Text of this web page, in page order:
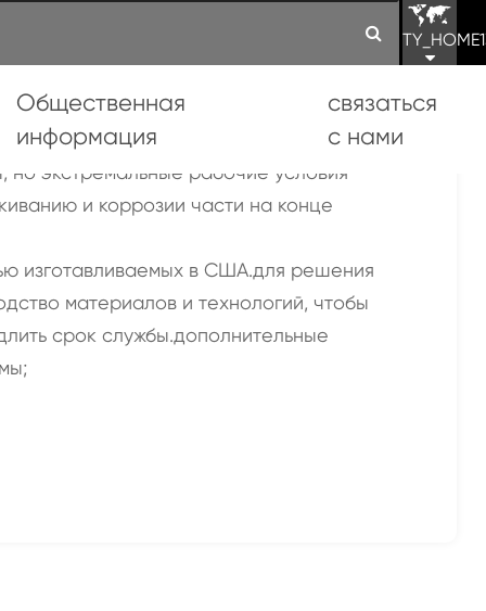
Общественная
информация
связаться
с нами
но экстремальные рабочие условия
и коррозии части на конце
изготавливаемых в США.для решения
материалов и технологий, чтобы
срок службы.дополнительные